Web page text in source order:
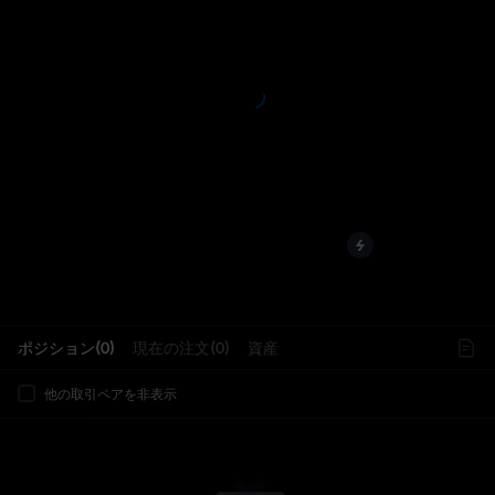
ポジション(0) 現在の注文(0) 資産
他の取引ペアを非表示